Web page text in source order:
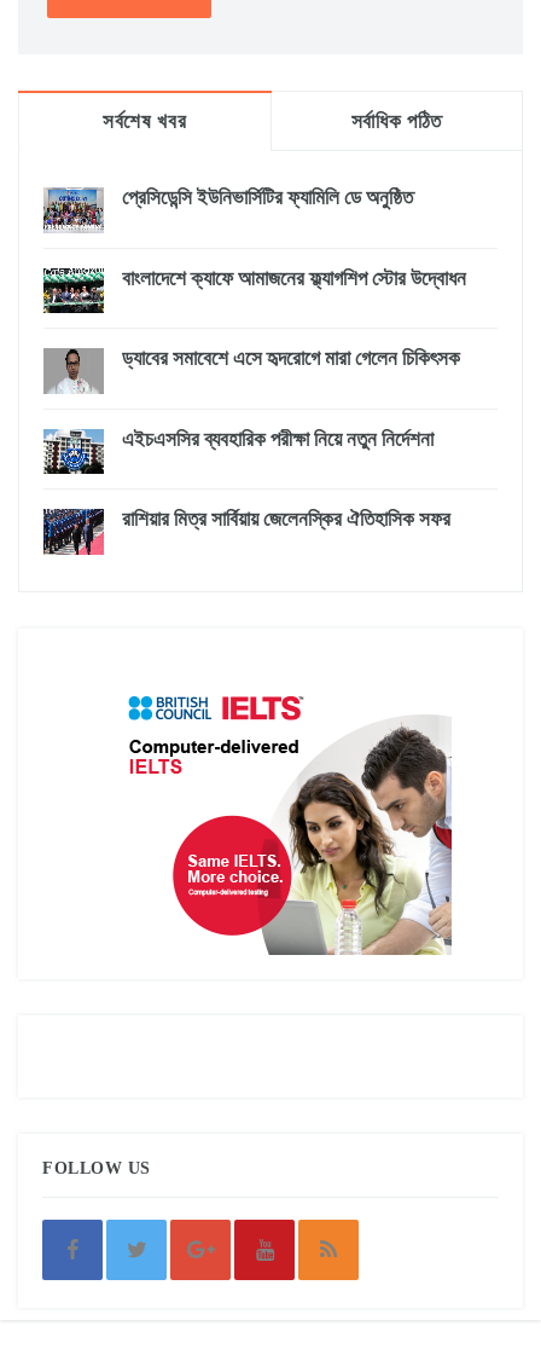
সর্বশেষ খবর সর্বাধিক পঠিত
প্রেসিডেন্সি ইউনিভার্সিটির ফ্যামিলি ডে অনুষ্ঠিত
বাংলাদেশে ক্যাফে আমাজনের ফ্ল্যাগশিপ স্টোর উদ্বোধন
ড্যাবের সমাবেশে এসে হৃদরোগে মারা গেলেন চিকিৎসক
এইচএসসির ব্যবহারিক পরীক্ষা নিয়ে নতুন নির্দেশনা
রাশিয়ার মিত্র সার্বিয়ায় জেলেনস্কির ঐতিহাসিক সফর
FOLLOW US